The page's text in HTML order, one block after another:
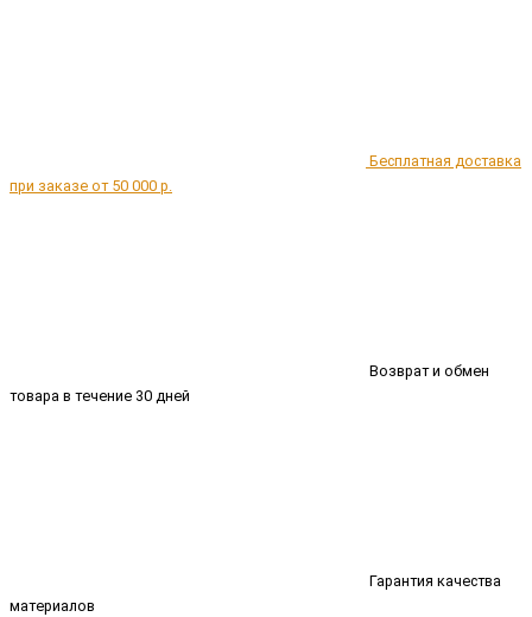
Бесплатная доставка
при заказе от 50 000 р.
Возврат и обмен
товара в течение 30 дней
Гарантия качества
материалов